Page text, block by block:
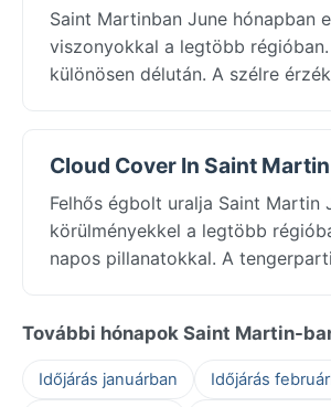
Saint Martinban June hónapban
viszonyokkal a legtöbb
különösen délután. A szélre
Cloud Cover In Saint
Felhős égbolt uralja Saint
körülményekkel a legtöbb
napos pillanatokkal. A
További hónapok Saint Martin-
Időjárás januárban Időjárás